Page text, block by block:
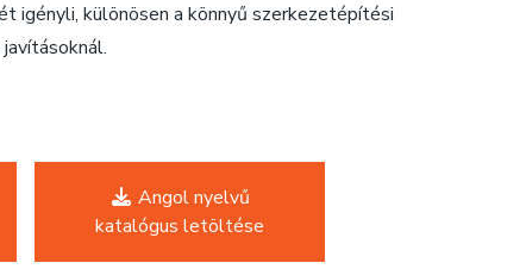
igényli, különösen a könnyű szerkezetépítési
Angol nyelvű
katalógus letöltése